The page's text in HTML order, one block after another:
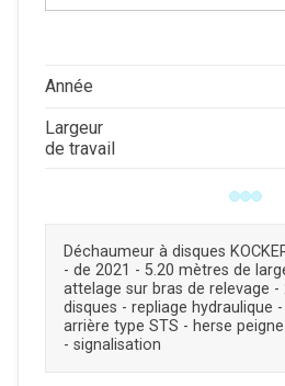
Déchaumeur à disques
- de 2021 - 5.20 mètres de
attelage sur bras de relevage -
disques - repliage hydraulique
arrière type STS - herse
- signalisation
Année
Largeur
de travail